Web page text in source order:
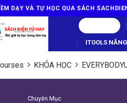
DẠY VÀ TỰ HỌC QUA SÁCH
ITOOLS
KHÓA HỌC
Chuyên Mục